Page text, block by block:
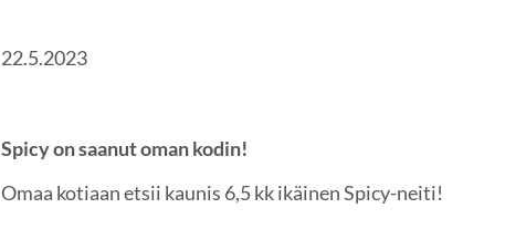
22.5.2023
Spicy on saanut oman kodin!
Omaa kotiaan etsii kaunis 6,5 kk ikäinen Spicy-neiti!